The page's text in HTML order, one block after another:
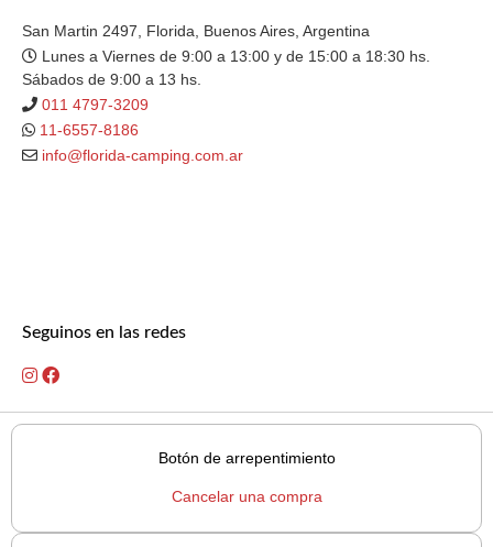
San Martin 2497, Florida, Buenos Aires, Argentina
Lunes a Viernes de 9:00 a 13:00 y de 15:00 a 18:30 hs.
Sábados de 9:00 a 13 hs.
011 4797-3209
11-6557-8186
info@florida-camping.com.ar
Seguinos en las redes
Botón de arrepentimiento
Cancelar una compra